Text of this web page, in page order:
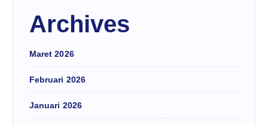
Archives
Maret 2026
Februari 2026
Januari 2026